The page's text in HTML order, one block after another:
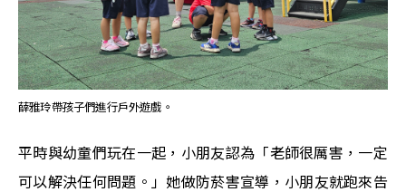
薛雅玲帶孩子們進行戶外遊戲。
平時與幼童們玩在一起，小朋友認為「老師很厲害，一定
可以解決任何問題。」她做防菸害宣導，小朋友就跑來告